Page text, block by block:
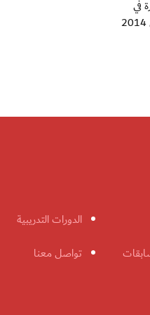
في
الكويت سبتمبر المقبل، إضافة إلى استحقاقاته المستقبلية والمتمثلة في تصفيات كأس آسيا للناشئين 2013 ونهائيات كأس آسيا للناشئين 2014
الدورات التدريبية
تواصل معنا